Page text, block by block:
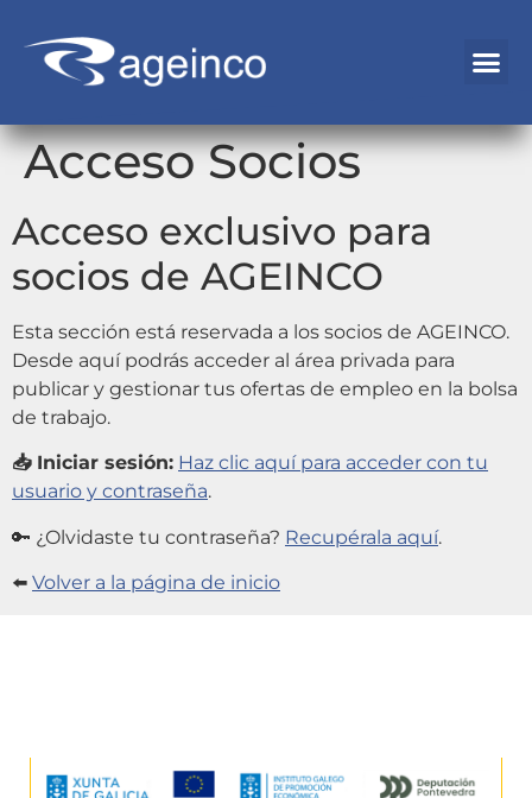
Acceso Socios
Acceso exclusivo para
socios de AGEINCO
Esta sección está reservada a los socios de AGEINCO.
Desde aquí podrás acceder al área privada para
publicar y gestionar tus ofertas de empleo en la bolsa
de trabajo.
📥 Iniciar sesión: Haz clic aquí para acceder con tu
usuario y contraseña.
🔑 ¿Olvidaste tu contraseña? Recupérala aquí.
⬅️ Volver a la página de inicio